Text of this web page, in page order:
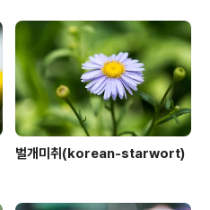
벌개미취(korean-starwort)